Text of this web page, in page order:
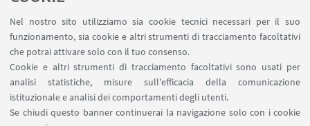
Nel nostro sito utilizziamo sia cookie tecnici necessari per il suo
funzionamento, sia cookie e altri strumenti di tracciamento facoltativi
che potrai attivare solo con il tuo consenso.
Cookie e altri strumenti di tracciamento facoltativi sono usati per
analisi statistiche, misure sull'efficacia della comunicazione
istituzionale e analisi dei comportamenti degli utenti.
Se chiudi questo banner continuerai la navigazione solo con i cookie
SERVIZI ONLINE interni
Carta dei servizi
SEGUI IL DIPARTIMENTO SU: